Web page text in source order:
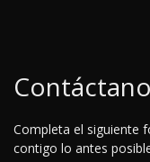
Completa el siguiente
contigo lo antes